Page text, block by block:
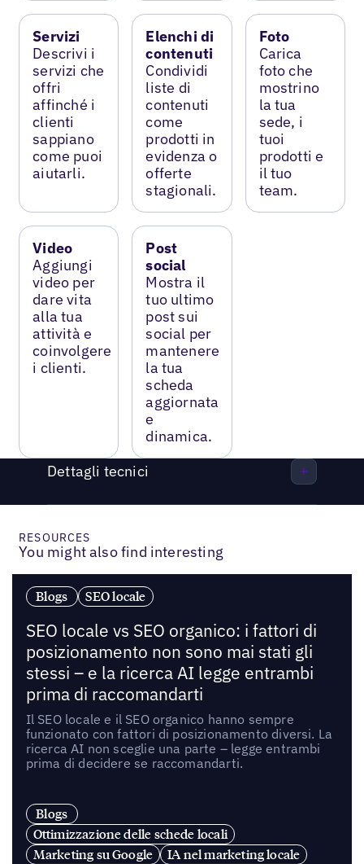
Servizi
Descrivi i
servizi che
offri
affinché i
clienti
sappiano
come puoi
aiutarli.
Elenchi di
contenuti
Condividi
liste di
contenuti
come
prodotti in
evidenza o
offerte
stagionali.
Foto
Carica
foto che
mostrino
la tua
sede, i
tuoi
prodotti e
il tuo
team.
Video
Aggiungi
video per
dare vita
alla tua
attività e
coinvolgere
i clienti.
Post
social
Mostra il
tuo ultimo
post sui
social per
mantenere
la tua
scheda
aggiornata
e
dinamica.
Dettagli tecnici
RESOURCES
You might also find interesting
Blogs SEO locale
SEO locale vs SEO organico: i fattori di
posizionamento non sono mai stati gli
stessi – e la ricerca AI legge entrambi
prima di raccomandarti
Il SEO locale e il SEO organico hanno sempre
funzionato con fattori di posizionamento diversi. La
ricerca AI non sceglie una parte – legge entrambi
prima di decidere se raccomandarti.
Blogs
Ottimizzazione delle schede locali
Marketing su Google
IA nel marketing locale